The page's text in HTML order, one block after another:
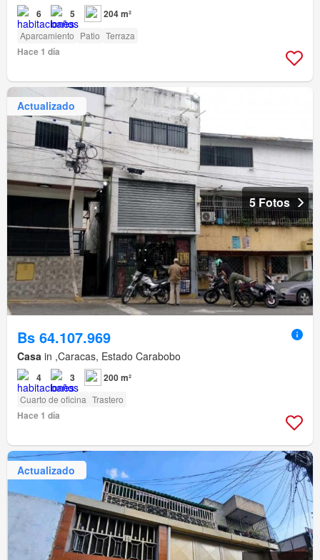
6 5 204 m²
Aparcamiento Patio Terraza
Hace 1 día
Actualizado
5 Fotos
Bs 64.107.969
Casa in ,Caracas, Estado Carabobo
4 3 200 m²
Cuarto de oficina Trastero
Hace 1 día
Actualizado